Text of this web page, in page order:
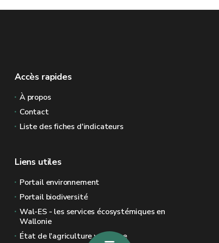
Accès rapides
À propos
Contact
Liste des fiches d'indicateurs
Liens utiles
Portail environnement
Portail biodiversité
Wal-ES - les services écosystémiques en
Wallonie
État de l'agriculture wallonne